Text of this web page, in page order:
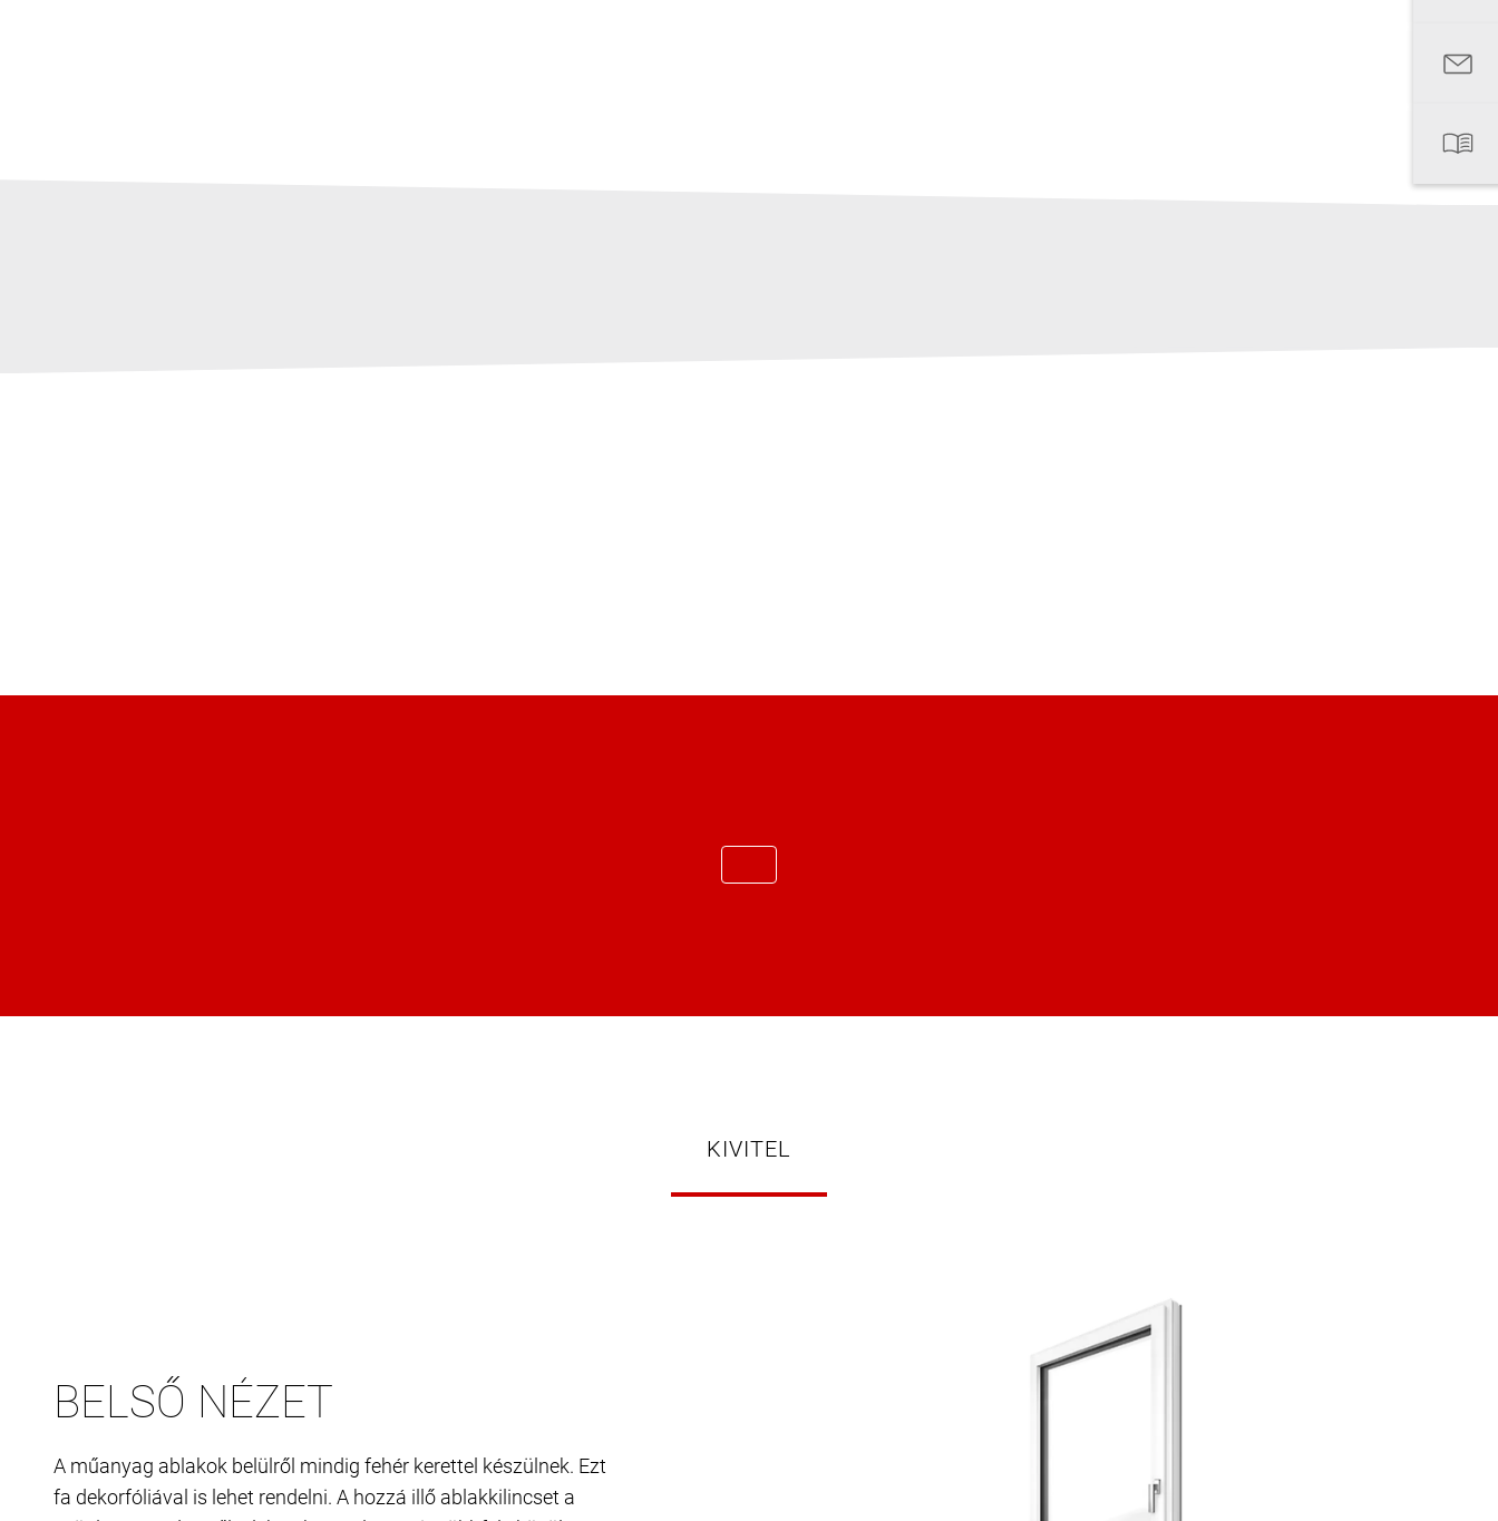
KIVITEL
BELSŐ NÉZET
A műanyag ablakok belülről mindig fehér kerettel készülnek. Ezt
fa dekorfóliával is lehet rendelni. A hozzá illő ablakkilincset a